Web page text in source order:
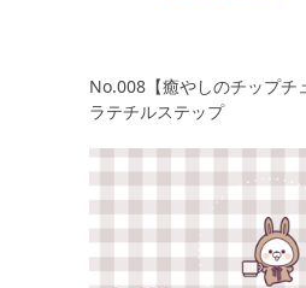
No.008【癒やしのチップチ
ラテチルステップ